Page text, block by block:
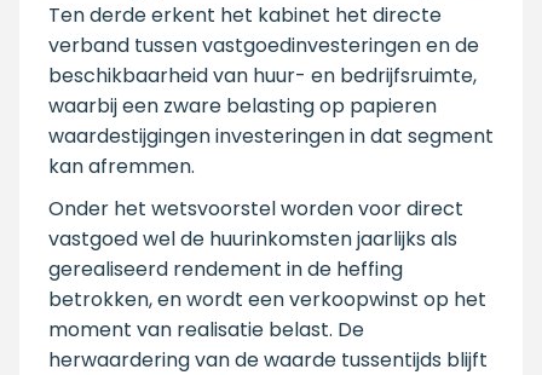
Ten derde erkent het kabinet het directe
verband tussen vastgoedinvesteringen en de
beschikbaarheid van huur- en bedrijfsruimte,
waarbij een zware belasting op papieren
waardestijgingen investeringen in dat segment
kan afremmen.
Onder het wetsvoorstel worden voor direct
vastgoed wel de huurinkomsten jaarlijks als
gerealiseerd rendement in de heffing
betrokken, en wordt een verkoopwinst op het
moment van realisatie belast. De
herwaardering van de waarde tussentijds blijft